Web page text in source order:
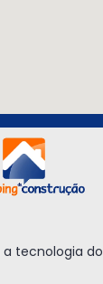
tecnologia do